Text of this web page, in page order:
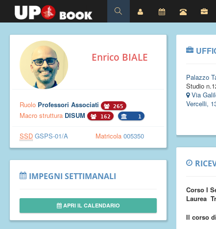
Enrico BIALE
Ruolo Professori Associati 265
Macro struttura DISUM 162 1
SSD GSPS-01/A Matricola 005350
IMPEGNI SETTIMANALI
APRI IL CALENDARIO
Palazzo
Studio
Via
Vercelli,
Corso I
Laurea
Il corso